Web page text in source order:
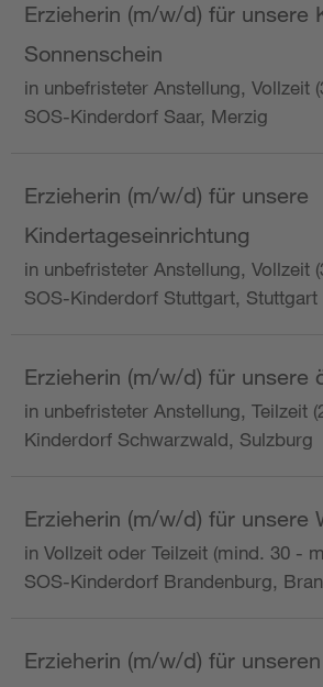
Erzieherin (m/w/d) für unsere
Sonnenschein
in unbefristeter Anstellung, Vollzeit
SOS-Kinderdorf Saar, Merzig
Erzieherin (m/w/d) für unsere
Kindertageseinrichtung
in unbefristeter Anstellung, Vollzeit
SOS-Kinderdorf Stuttgart, Stuttgart
Erzieherin (m/w/d) für unsere
in unbefristeter Anstellung, Teilzeit
Kinderdorf Schwarzwald, Sulzburg
Erzieherin (m/w/d) für unsere
in Vollzeit oder Teilzeit (mind. 30 -
SOS-Kinderdorf Brandenburg,
Erzieherin (m/w/d) für